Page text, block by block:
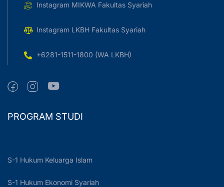
Instagram MIKWA Fakultas Syariah
Instagram LKBH Fakultas Syariah
+6281-1511-1800 (WA LKBH)
PROGRAM STUDI
S-1 Hukum Keluarga Islam
S-1 Hukum Ekonomi Syariah